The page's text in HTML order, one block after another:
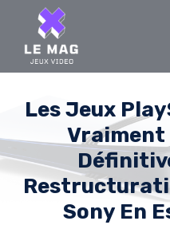
content
Les Jeux
Sony En